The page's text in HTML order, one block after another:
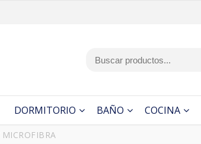
DORMITORIO BAÑO COCINA
MICROFIBRA